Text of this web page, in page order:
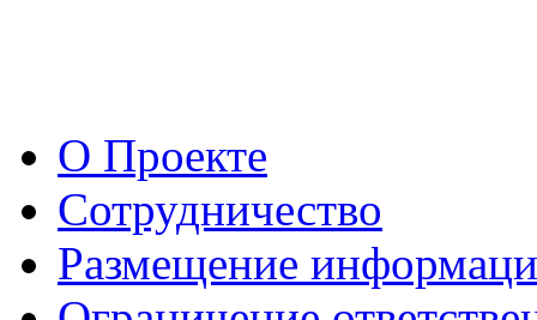
О Проекте
Сотрудничество
Размещение